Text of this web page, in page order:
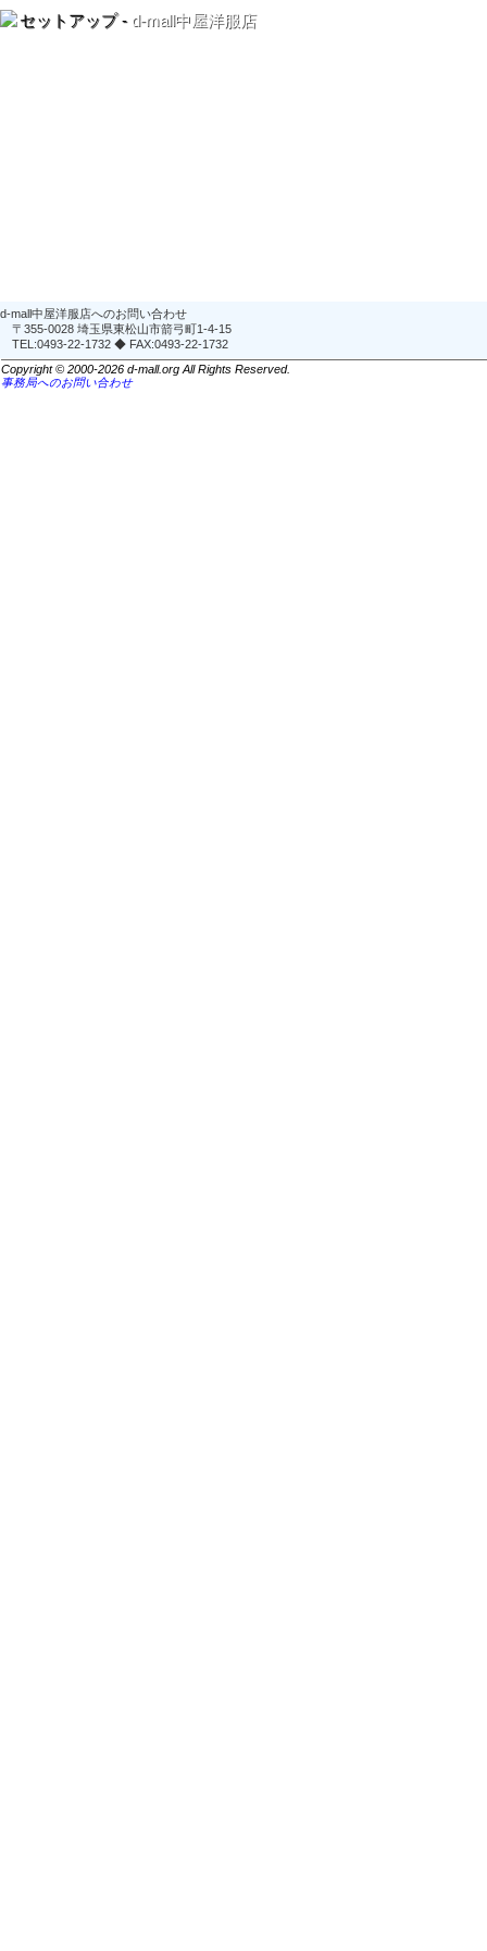
セットアップ - d-mall中屋洋服店
d-mall中屋洋服店へのお問い合わせ
〒355-0028 埼玉県東松山市箭弓町1-4-15
TEL:0493-22-1732 ◆ FAX:0493-22-1732
Copyright © 2000-2026 d-mall.org All Rights Reserved.
事務局へのお問い合わせ